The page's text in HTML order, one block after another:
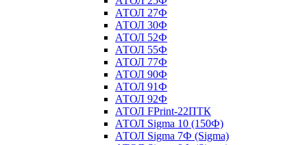
АТОЛ 27Ф
АТОЛ 30Ф
АТОЛ 52Ф
АТОЛ 55Ф
АТОЛ 77Ф
АТОЛ 90Ф
АТОЛ 91Ф
АТОЛ 92Ф
АТОЛ FPrint-22ПТК
АТОЛ Sigma 10 (150Ф)
АТОЛ Sigma 7Ф (Sigma)